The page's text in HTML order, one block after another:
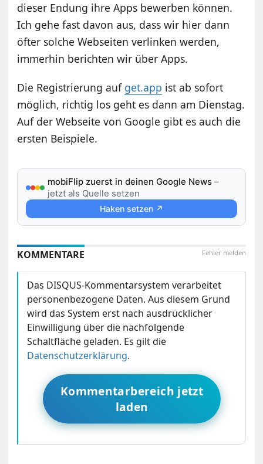
dieser Endung ihre Apps bewerben können.
Ich gehe fast davon aus, dass wir hier dann
öfter solche Webseiten verlinken werden,
immerhin berichten wir über Apps.
Die Registrierung auf get.app ist ab sofort
möglich, richtig los geht es dann am Dienstag.
Auf der Webseite von Google gibt es auch die
ersten Beispiele.
mobiFlip zuerst in deinen Google News –
jetzt als Quelle setzen
Haken setzen ↗
Fehler melden
KOMMENTARE
Das DISQUS-Kommentarsystem verarbeitet
personenbezogene Daten. Aus diesem Grund
wird das System erst nach ausdrücklicher
Einwilligung über die nachfolgende
Schaltfläche geladen. Es gilt die
Datenschutzerklärung.
Kommentarbereich jetzt
laden